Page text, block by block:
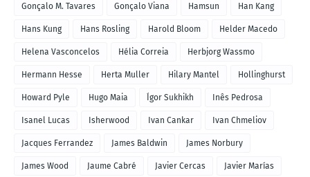
Gonçalo M. Tavares Gonçalo Viana Hamsun Han Kang
Hans Kung Hans Rosling Harold Bloom Helder Macedo
Helena Vasconcelos Hélia Correia Herbjorg Wassmo
Hermann Hesse Herta Muller Hilary Mantel Hollinghurst
Howard Pyle Hugo Maia Ígor Sukhikh Inês Pedrosa
Isanel Lucas Isherwood Ivan Cankar Ivan Chmeliov
Jacques Ferrandez James Baldwin James Norbury
James Wood Jaume Cabré Javier Cercas Javier Marías